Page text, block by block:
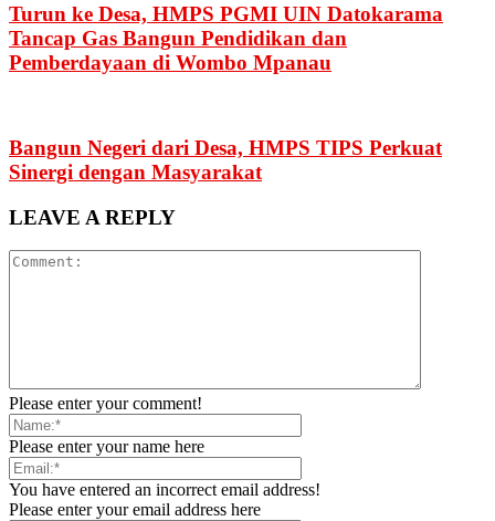
Turun ke Desa, HMPS PGMI UIN Datokarama
Tancap Gas Bangun Pendidikan dan
Pemberdayaan di Wombo Mpanau
Bangun Negeri dari Desa, HMPS TIPS Perkuat
Sinergi dengan Masyarakat
LEAVE A REPLY
Please enter your comment!
Please enter your name here
You have entered an incorrect email address!
Please enter your email address here